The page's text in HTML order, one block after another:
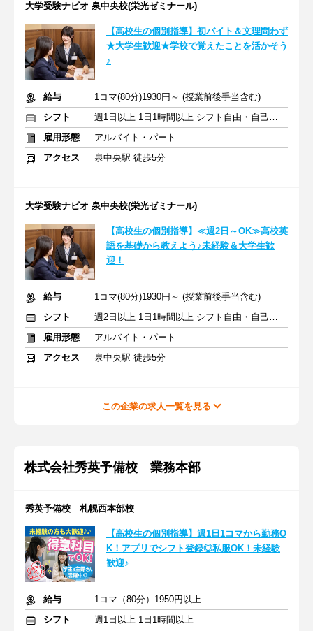
大学受験ナビオ 泉中央校(栄光ゼミナール)
【高校生の個別指導】初バイト＆文理問わず
★大学生歓迎★学校で覚えたことを活かそう
♪
給与
1コマ(80分)1930円～ (授業前後手当含む)
シフト
週1日以上 1日1時間以上 シフト自由・自己申告
雇用形態
アルバイト・パート
アクセス
泉中央駅 徒歩5分
大学受験ナビオ 泉中央校(栄光ゼミナール)
【高校生の個別指導】≪週2日～OK≫高校英
語を基礎から教えよう♪未経験＆大学生歓
迎！
給与
1コマ(80分)1930円～ (授業前後手当含む)
シフト
週2日以上 1日1時間以上 シフト自由・自己申告
雇用形態
アルバイト・パート
アクセス
泉中央駅 徒歩5分
この企業の求人一覧を見る
株式会社秀英予備校 業務本部
秀英予備校 札幌西本部校
【高校生の個別指導】週1日1コマから勤務O
K！アプリでシフト登録◎私服OK！未経験
歓迎♪
給与
1コマ（80分）1950円以上
シフト
週1日以上 1日1時間以上